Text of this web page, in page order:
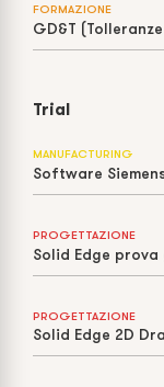
FORMAZIONE
Trial
MANUFACTURING
Software
PROGETTAZIONE
Solid Edge
PROGETTAZIONE
Solid Edge 2D